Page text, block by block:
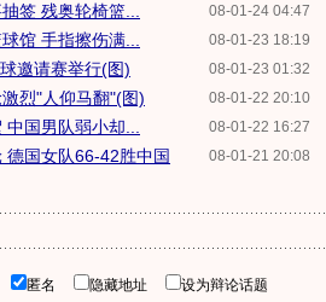
08-01-24 04:47
签 残奥轮椅篮...
08-01-23 18:19
馆 手指擦伤满...
08-01-23 01:32
邀请赛举行(图)
08-01-22 20:10
烈"人仰马翻"(图)
08-01-22 16:27
国男队弱小却...
08-01-21 20:08
德国女队66-42胜中国
匿名 隐藏地址
设为辩论话题